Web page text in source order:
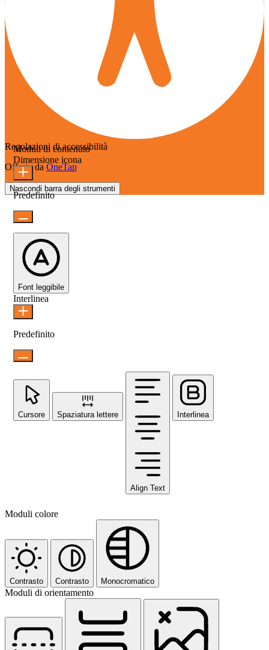
Regolazioni di accessibilità
Offerto da OneTap
Nascondi barra degli strumenti
Moduli di contenuto
Dimensione icona
Predefinito
Font leggibile
Interlinea
Predefinito
Cursore Spaziatura lettere
Align Text
Interlinea
Moduli colore
Contrasto Contrasto Monocromatico
Moduli di orientamento